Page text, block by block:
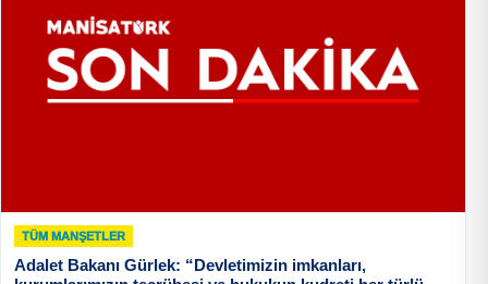
TÜM MANŞETLER
Adalet Bakanı Gürlek: “Devletimizin imkanları,